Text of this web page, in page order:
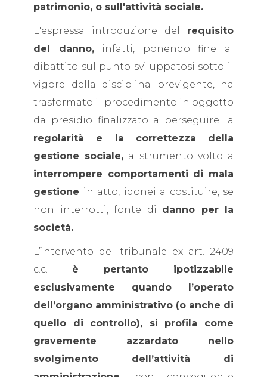
patrimonio, o sull'attività sociale.
L'espressa introduzione del requisito
del danno,infatti, ponendo fine al
dibattito sul punto sviluppatosi sotto il
vigore della disciplina previgente, ha
trasformato il procedimento in oggetto
da presidio finalizzato a perseguire la
regolarità e la correttezza della
gestione sociale, a strumento volto a
interrompere comportamenti di mala
gestione in atto, idonei a costituire, se
non interrotti, fonte di danno per la
società.
L’intervento del tribunale ex art. 2409
c.c. è pertanto ipotizzabile
esclusivamente quando l’operato
dell’organo amministrativo (o anche di
quello di controllo), si profila come
gravemente azzardato nello
svolgimento dell’attività di